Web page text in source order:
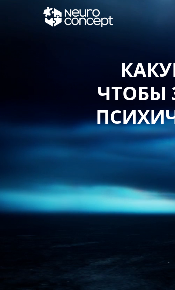
ЧТОБЫ